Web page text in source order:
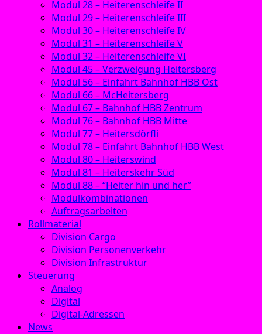
Modul 28 – Heiterenschleife II
Modul 29 – Heiterenschleife III
Modul 30 – Heiterenschleife IV
Modul 31 – Heiterenschleife V
Modul 32 – Heiterenschleife VI
Modul 45 – Verzweigung Heitersberg
Modul 56 – Einfahrt Bahnhof HBB Ost
Modul 66 – McHeitersberg
Modul 67 – Bahnhof HBB Zentrum
Modul 76 – Bahnhof HBB Mitte
Modul 77 – Heitersdörfli
Modul 78 – Einfahrt Bahnhof HBB West
Modul 80 – Heiterswind
Modul 81 – Heiterskehr Süd
Modul 88 – “Heiter hin und her”
Modulkombinationen
Auftragsarbeiten
Rollmaterial
Division Cargo
Division Personenverkehr
Division Infrastruktur
Steuerung
Analog
Digital
Digital-Adressen
News